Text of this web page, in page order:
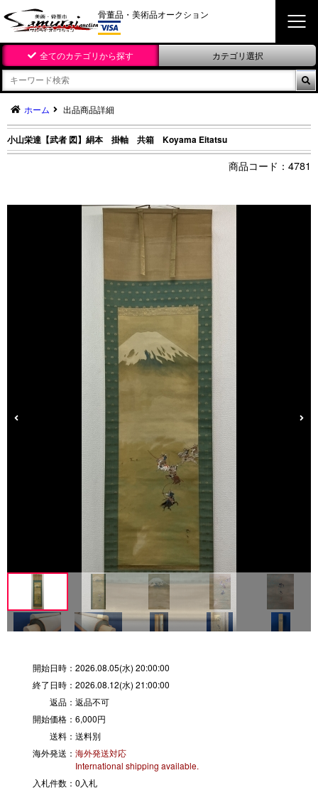
骨董品・美術品オークション
全てのカテゴリから探す カテゴリ選択

ホーム 出品商品詳細
小山栄達【武者 図】絹本 掛軸 共箱 Koyama Eitatsu
4781
開始日時： 2026.08.05(水) 20:00:00
終了日時： 2026.08.12(水) 21:00:00
返品： 返品不可
開始価格： 6,000円
送料： 送料別
海外発送： 海外発送対応
International shipping available.
入札件数： 0入札